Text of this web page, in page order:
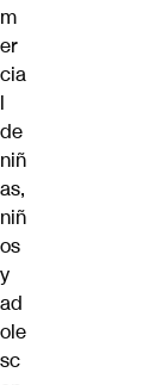
m
er
cia
l
de
niñ
as,
niñ
os
y
ad
ole
sc